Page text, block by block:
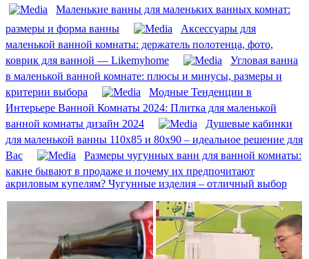
Маленькие ванны для маленьких ванных комнат:
размеры и форма ванны
Аксессуары для
маленькой ванной комнаты: держатель полотенца, фото,
коврик для ванной — Likemyhome
Угловая ванна
в маленькой ванной комнате: плюсы и минусы, размеры и
критерии выбора
Модные Тенденции в
Интерьере Ванной Комнаты 2024: Плитка для маленькой
ванной комнаты дизайн 2024
Душевые кабинки
для маленькой ванны 110х85 и 80х90 – идеальное решение для
Вас
Размеры чугунных ванн для ванной комнаты:
какие бывают в продаже и почему их предпочитают
акриловым купелям? Чугунные изделия – отличный выбор